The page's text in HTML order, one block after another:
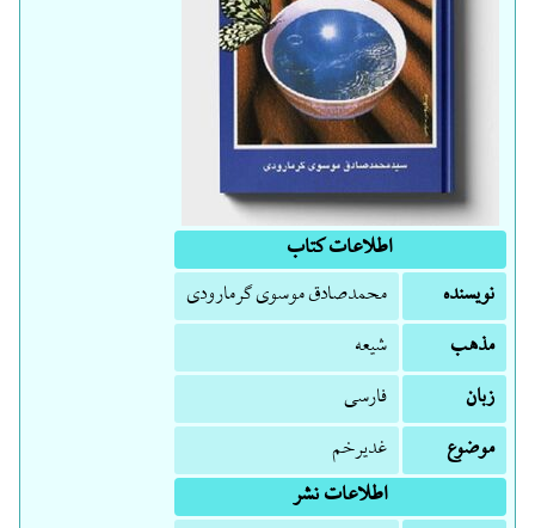
اطلاعات کتاب
نویسنده
م‍ح‍م‍دص‍ادق‌ م‍وس‍وی‌ گ‍رم‍ارودی‌
مذهب
شیعه
زبان
فارسی
موضوع
غدیرخم
اطلاعات نشر